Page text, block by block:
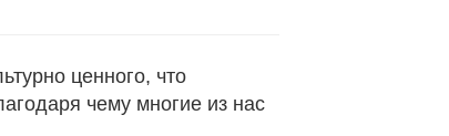
ценного, что
чему многие из нас